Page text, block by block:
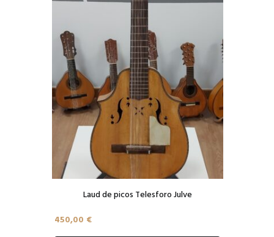
Laud de picos Telesforo Julve
450,00 €